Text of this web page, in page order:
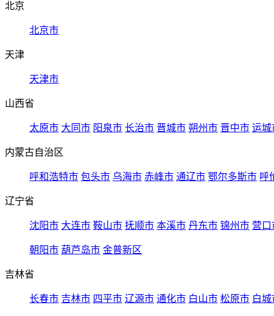
北京
北京市
天津
天津市
山西省
太原市 大同市 阳泉市 长治市 晋城市 朔州市 晋中市 运城
内蒙古自治区
呼和浩特市 包头市 乌海市 赤峰市 通辽市 鄂尔多斯市 呼
辽宁省
沈阳市 大连市 鞍山市 抚顺市 本溪市 丹东市 锦州市 营口
朝阳市 葫芦岛市 金普新区
吉林省
长春市 吉林市 四平市 辽源市 通化市 白山市 松原市 白城